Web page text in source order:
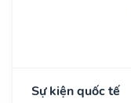
Sự kiện quốc tế